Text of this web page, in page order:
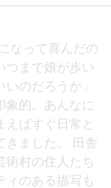
なって喜んだの
つまで娘が歩い
のだろうか」
象的。あんなに
えばすぐ日常と
きました。 田舎
術村の住人たち
ィのある描写も